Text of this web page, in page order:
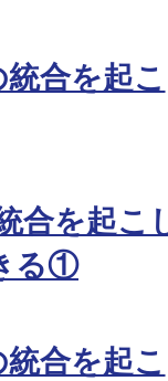
合を起こ
合を起こ
る①
合を起こ